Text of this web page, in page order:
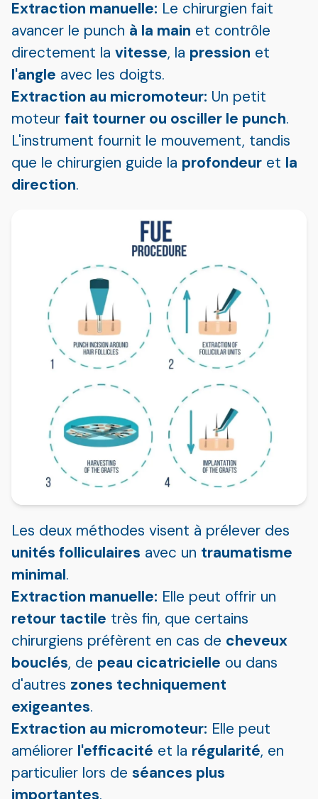
Extraction manuelle: Le chirurgien fait
avancer le punch à la main et contrôle
directement la vitesse, la pression et
l'angle avec les doigts.
Extraction au micromoteur: Un petit
moteur fait tourner ou osciller le punch.
L'instrument fournit le mouvement, tandis
que le chirurgien guide la profondeur et la
direction.
Les deux méthodes visent à prélever des
unités folliculaires avec un traumatisme
minimal.
Extraction manuelle: Elle peut offrir un
retour tactile très fin, que certains
chirurgiens préfèrent en cas de cheveux
bouclés, de peau cicatricielle ou dans
d'autres zones techniquement
exigeantes.
Extraction au micromoteur: Elle peut
améliorer l'efficacité et la régularité, en
particulier lors de séances plus
importantes.